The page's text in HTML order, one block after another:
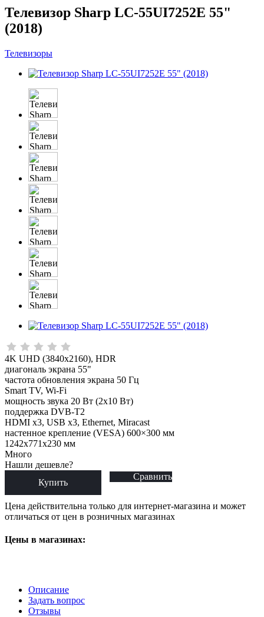
Телевизор Sharp LC-55UI7252E 55"
(2018)
Телевизоры
4K UHD (3840x2160), HDR
диагональ экрана 55"
частота обновления экрана 50 Гц
Smart TV, Wi-Fi
мощность звука 20 Вт (2х10 Вт)
поддержка DVB-T2
HDMI x3, USB x3, Ethernet, Miracast
настенное крепление (VESA) 600×300 мм
1242x771x230 мм
Много
Нашли дешевле?
Купить
Сравнить
Цена действительна только для интернет-магазина и может
отличаться от цен в розничных магазинах
Цены в магазинах:
Описание
Задать вопрос
Отзывы